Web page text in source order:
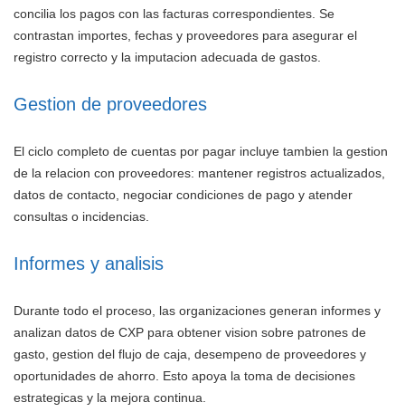
concilia los pagos con las facturas correspondientes. Se
contrastan importes, fechas y proveedores para asegurar el
registro correcto y la imputacion adecuada de gastos.
Gestion de proveedores
El ciclo completo de cuentas por pagar incluye tambien la gestion
de la relacion con proveedores: mantener registros actualizados,
datos de contacto, negociar condiciones de pago y atender
consultas o incidencias.
Informes y analisis
Durante todo el proceso, las organizaciones generan informes y
analizan datos de CXP para obtener vision sobre patrones de
gasto, gestion del flujo de caja, desempeno de proveedores y
oportunidades de ahorro. Esto apoya la toma de decisiones
estrategicas y la mejora continua.